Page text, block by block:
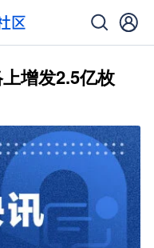
增发2.5亿枚